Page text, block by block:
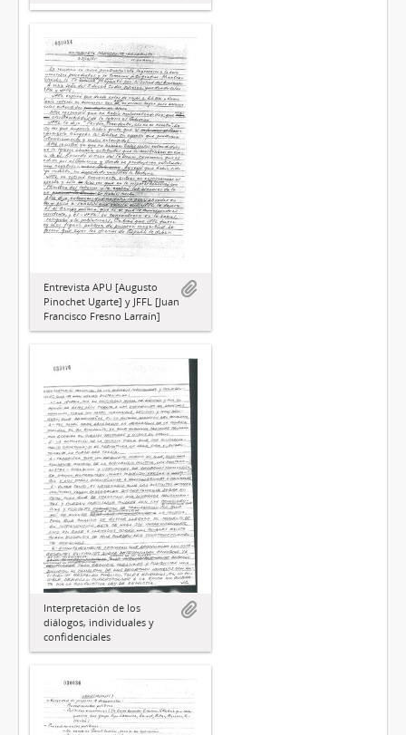
Entrevista APU [Augusto
Pinochet Ugarte] y JFFL [Juan
Francisco Fresno Larraín]
Interpretación de los
diálogos, individuales y
confidenciales